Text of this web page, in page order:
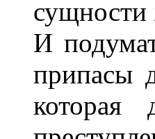
сущности
И
припасы
которая